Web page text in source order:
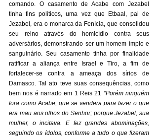
comando. O casamento de Acabe com Jezabel
tinha fins políticos, uma vez que Etbaal, pai de
Jezabel, era o monarca da Fenícia, que consolidou
seu reino através do homicídio contra seus
adversários, demonstrando ser um homem ímpio e
sanguinário. Seu casamento tinha por finalidade
ratificar a aliança entre Israel e Tiro, a fim de
fortalecer-se contra a ameaça dos sírios de
Damasco. Tal ato teve suas consequências, como
bem nos é narrado em 1 Reis 21 “Porém ninguém
fora como Acabe, que se vendera para fazer o que
era mau aos olhos do Senhor; porque Jezabel, sua
mulher, o incitava. E fez grandes abominações,
seguindo os ídolos, conforme a tudo o que fizeram